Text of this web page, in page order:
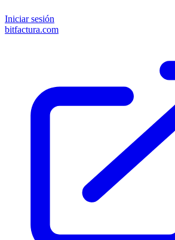
Iniciar sesión
bitfactura.com